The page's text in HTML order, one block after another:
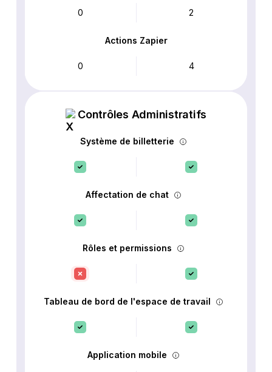
0 2
Actions Zapier
0 4
Contrôles Administratifs
Système de billetterie
Affectation de chat
Rôles et permissions
Tableau de bord de l'espace de travail
Application mobile